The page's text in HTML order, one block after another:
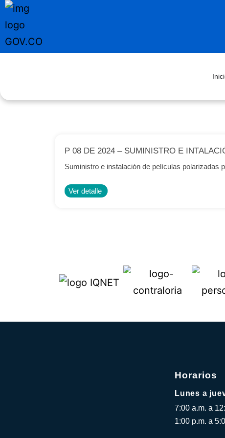
P 08 DE 2024 – SUMINISTRO E
Suministro e instalación de películas polarizadas
Ver detalle
Horarios
Lunes a
7:00 a.m. a
1:00 p.m. a